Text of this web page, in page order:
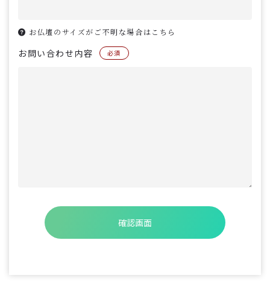
お仏壇のサイズがご不明な場合はこちら
お問い合わせ内容 必須